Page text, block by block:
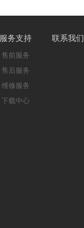
服务支持
售前服务
售后服务
维修服务
下载中心
联系我们